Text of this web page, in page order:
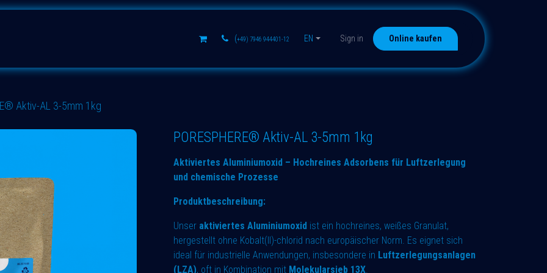
(+49) 7946 944401-12 EN Sign in Online kaufen
Aktiv-AL 3-5mm 1kg
PORESPHERE® Aktiv-AL 3-5mm 1kg
Aktiviertes Aluminiumoxid – Hochreines Adsorbens für Luftzerlegung
und chemische Prozesse
Produktbeschreibung:
Unser aktiviertes Aluminiumoxid ist ein hochreines, weißes Granulat,
hergestellt ohne Kobalt(II)-chlorid nach europäischer Norm. Es eignet sich
ideal für industrielle Anwendungen, insbesondere in Luftzerlegungsanlagen
(LZA), oft in Kombination mit Molekularsieb 13X.